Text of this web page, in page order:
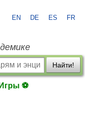
EN DE ES FR
Найти!
Игры ⚽